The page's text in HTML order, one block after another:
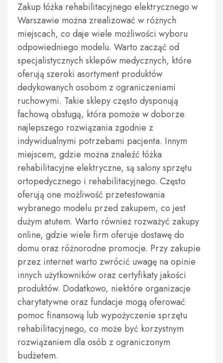
Zakup łóżka rehabilitacyjnego elektrycznego w
Warszawie można zrealizować w różnych
miejscach, co daje wiele możliwości wyboru
odpowiedniego modelu. Warto zacząć od
specjalistycznych sklepów medycznych, które
oferują szeroki asortyment produktów
dedykowanych osobom z ograniczeniami
ruchowymi. Takie sklepy często dysponują
fachową obsługą, która pomoże w doborze
najlepszego rozwiązania zgodnie z
indywidualnymi potrzebami pacjenta. Innym
miejscem, gdzie można znaleźć łóżka
rehabilitacyjne elektryczne, są salony sprzętu
ortopedycznego i rehabilitacyjnego. Często
oferują one możliwość przetestowania
wybranego modelu przed zakupem, co jest
dużym atutem. Warto również rozważyć zakupy
online, gdzie wiele firm oferuje dostawę do
domu oraz różnorodne promocje. Przy zakupie
przez internet warto zwrócić uwagę na opinie
innych użytkowników oraz certyfikaty jakości
produktów. Dodatkowo, niektóre organizacje
charytatywne oraz fundacje mogą oferować
pomoc finansową lub wypożyczenie sprzętu
rehabilitacyjnego, co może być korzystnym
rozwiązaniem dla osób z ograniczonym
budżetem.